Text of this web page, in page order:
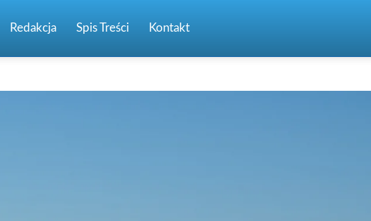
Redakcja Spis Treści Kontakt